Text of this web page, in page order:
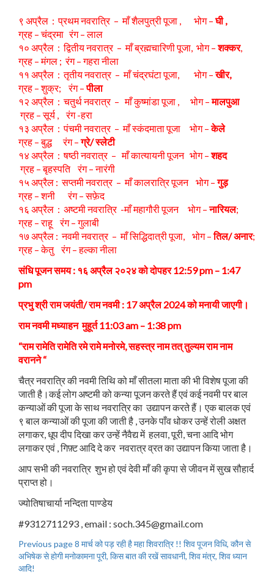
९ अप्रैल : प्रथम नवरात्रि – माँ शैलपुत्री पूजा , भोग –घी ,
ग्रह – चंद्रमा रंग – लाल
१० अप्रैल : द्वितीय नवरात्र – माँ ब्रह्मचारिणी पूजा, भोग –शक्कर,
ग्रह – मंगल ; रंग – गहरा नीला
११ अप्रैल : तृतीय नवरात्र – माँ चंद्रघंटा पूजा, भोग –खीर,
ग्रह – शुक्र; रंग –पीला
१२ अप्रैल : चतुर्थ नवरात्र – माँ कुष्मांडा पूजा , भोग –मालपुआ
ग्रह – सूर्य , रंग -हरा
१३ अप्रैल : पंचमी नवरात्र – माँ स्कंदमाता पूजा भोग –केले
ग्रह – बुद्ध रंग –ग्रे/ स्लेटी
१४ अप्रैल : षष्ठी नवरात्र – माँ कात्यायनी पूजन भोग –शहद
ग्रह – बृहस्पति रंग – नारंगी
१५ अप्रैल : सप्तमी नवरात्र – माँ कालरात्रि पूजन भोग –गुड़
ग्रह – शनी रंग – सफ़ेद
१६ अप्रैल : अष्टमी नवरात्रि -माँ महागौरी पूजन भोग –नारियल;
ग्रह – राहू रंग – गुलाबी
१७ अप्रैल : नवमी नवरात्र – माँ सिद्धिदात्री पूजा, भोग –तिल/ अनार;
ग्रह – केतु रंग – हल्का नीला
संधि पूजन समय : १६ अप्रैल २०२४ को दोपहर 12:59 pm – 1:47
pm
प्रभु श्री राम जयंती/ राम नवमी : 17 अप्रैल 2024 को मनायी जाएगी।
राम नवमी मध्याहन मुहूर्त 11:03 am – 1:38 pm
“राम रामेति रामेति रमे रामे मनोरमे,सहस्त्र नाम तत् तुल्यम राम नाम
वरानने “
चैत्र नवरात्रि की नवमी तिथि को माँ सीतला माता की भी विशेष पूजा की
जाती है।कई लोग अष्टमी को कन्या पूजन करते हैं एवं कई नवमी पर बाल
कन्याओं की पूजा के साथ नवरात्रि का उद्यापन करते हैं। एक बालक एवं
९ बाल कन्याओं की पूजा की जाती है , उनके पाँव धोकर उन्हें रोली अक्षत
लगाकर, धूप दीप दिखा कर उन्हें नैवैद्य में हलवा, पूरी, चना आदि भोग
लगाकर एवं , गिफ़्ट आदि दे कर नवरात्र व्रत का उद्यापन किया जाता है।
आप सभी की नवरात्रि शुभ हो एवं देवी माँ की कृपा से जीवन में सुख सौहार्द
प्राप्त हो।
ज्योतिषाचार्या नन्दिता पाण्डेय
#9312711293 , email : soch.345@gmail.com
Previous page8 मार्च को पड़ रही है महा शिवरात्रि !! शिव पूजन विधि, कौन से
अभिषेक से होगी मनोकामना पूरी, किस बात की रखें सावधानी, शिव मंत्र, शिव ध्यान
आदि!